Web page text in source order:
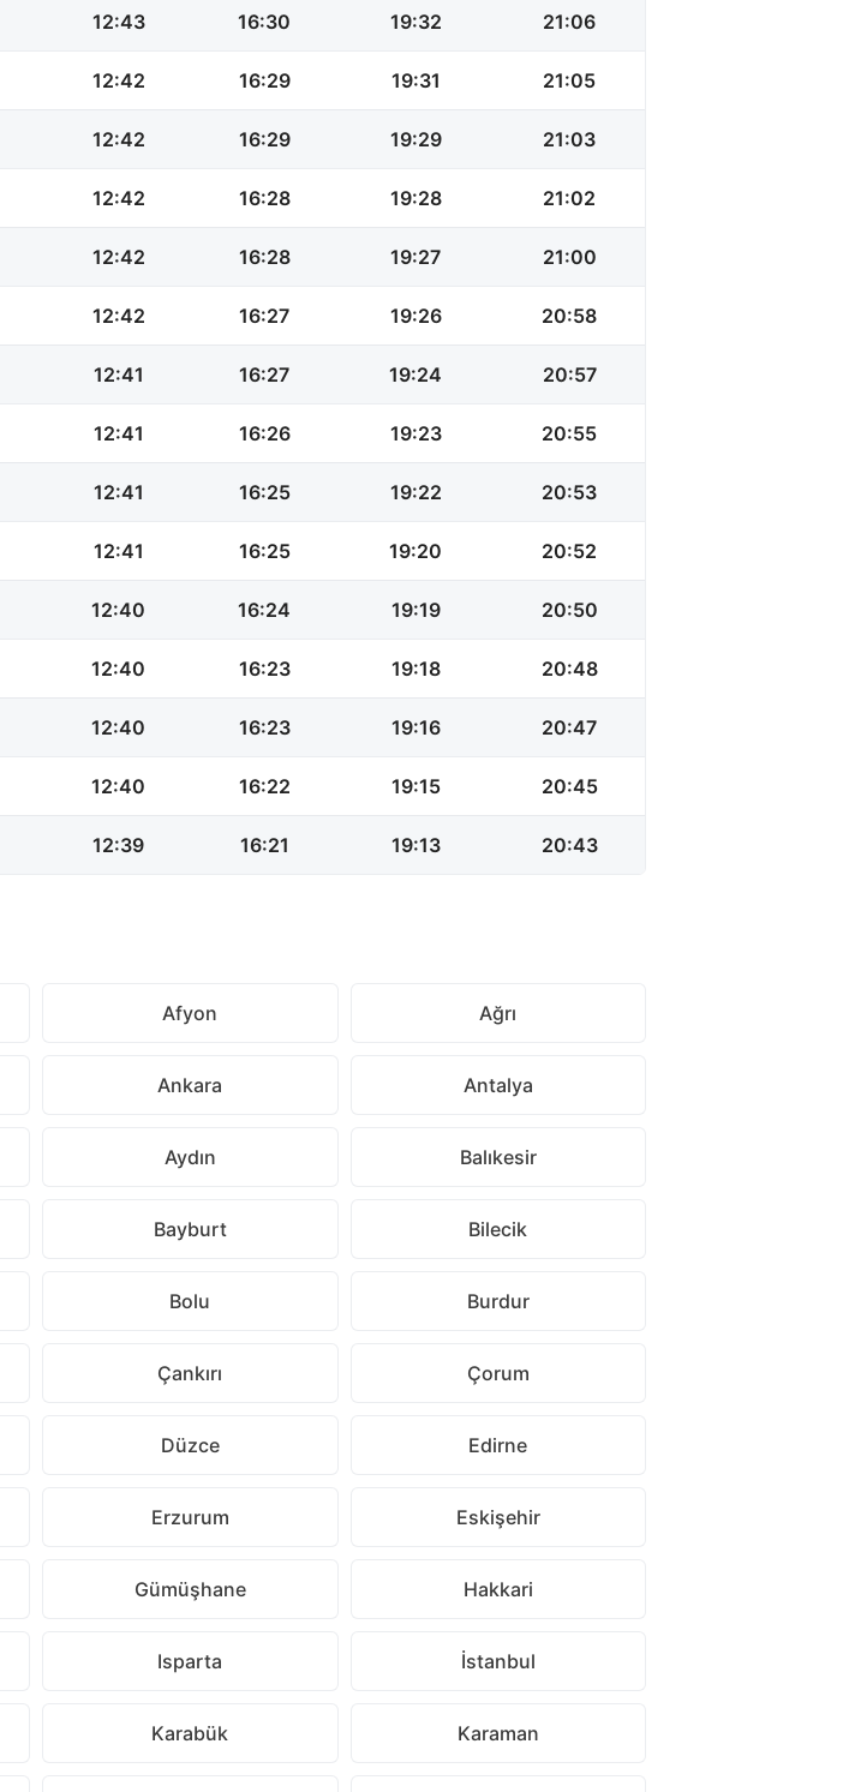
12:43 16:30 19:32 21:06
12:42 16:29 19:31 21:05
12:42 16:29 19:29 21:03
12:42 16:28 19:28 21:02
12:42 16:28 19:27 21:00
12:42 16:27 19:26 20:58
12:41 16:27 19:24 20:57
12:41 16:26 19:23 20:55
12:41 16:25 19:22 20:53
12:41 16:25 19:20 20:52
12:40 16:24 19:19 20:50
12:40 16:23 19:18 20:48
12:40 16:23 19:16 20:47
12:40 16:22 19:15 20:45
12:39 16:21 19:13 20:43
Afyon Ağrı
Ankara Antalya
Aydın Balıkesir
Bayburt Bilecik
Bolu Burdur
Çankırı Çorum
Düzce Edirne
Erzurum Eskişehir
Gümüşhane Hakkari
Isparta İstanbul
Karabük Karaman